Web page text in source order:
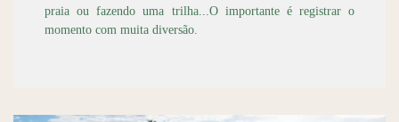
praia ou fazendo uma trilha...O importante é registrar o
momento com muita diversão.